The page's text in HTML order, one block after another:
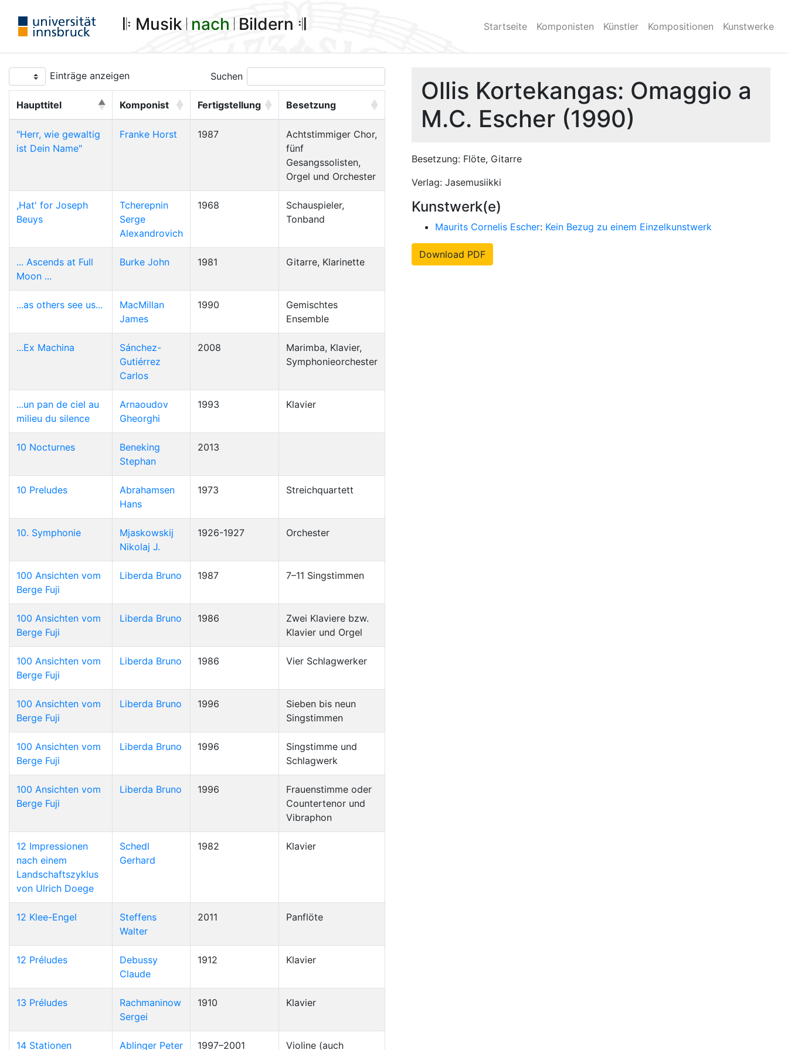
𝄆 Musik 𝄀 nach 𝄀 Bildern 𝄇 Startseite Komponisten Künstler Kompositionen Kunstwerke
Einträge anzeigen Suchen
Haupttitel Komponist Fertigstellung Besetzung
"Herr, wie gewaltig
ist Dein Name"
Franke Horst 1987
Achtstimmiger Chor,
fünf
Gesangssolisten,
Orgel und Orchester
,Hat' for Joseph
Beuys
Tcherepnin
Serge
Alexandrovich
1968
Schauspieler,
Tonband
... Ascends at Full
Moon ...
Burke John 1981 Gitarre, Klarinette
...as others see us...
MacMillan
James
1990
Gemischtes
Ensemble
...Ex Machina
Sánchez-
Gutiérrez
Carlos
2008
Marimba, Klavier,
Symphonieorchester
...un pan de ciel au
milieu du silence
Arnaoudov
Gheorghi
1993 Klavier
10 Nocturnes
Beneking
Stephan
2013
10 Preludes
Abrahamsen
Hans
1973 Streichquartett
10. Symphonie
Mjaskowskij
Nikolaj J.
1926-1927 Orchester
100 Ansichten vom
Berge Fuji
Liberda Bruno 1987 7–11 Singstimmen
100 Ansichten vom
Berge Fuji
Liberda Bruno 1986
Zwei Klaviere bzw.
Klavier und Orgel
100 Ansichten vom
Berge Fuji
Liberda Bruno 1986 Vier Schlagwerker
100 Ansichten vom
Berge Fuji
Liberda Bruno 1996
Sieben bis neun
Singstimmen
100 Ansichten vom
Berge Fuji
Liberda Bruno 1996
Singstimme und
Schlagwerk
100 Ansichten vom
Berge Fuji
Liberda Bruno 1996
Frauenstimme oder
Countertenor und
Vibraphon
12 Impressionen
nach einem
Landschaftszyklus
von Ulrich Doege
Schedl
Gerhard
1982 Klavier
12 Klee-Engel
Steffens
Walter
2011 Panflöte
12 Préludes
Debussy
Claude
1912 Klavier
13 Préludes
Rachmaninow
Sergei
1910 Klavier
14 Stationen Ablinger Peter 1997–2001 Violine (auch
Ollis Kortekangas: Omaggio a
M.C. Escher (1990)
Besetzung: Flöte, Gitarre
Verlag: Jasemusiikki
Kunstwerk(e)
Maurits Cornelis Escher: Kein Bezug zu einem Einzelkunstwerk
Download PDF